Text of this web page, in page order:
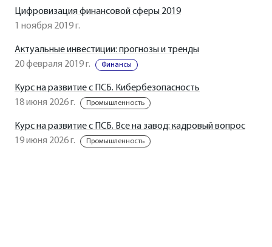
Цифровизация финансовой сферы 2019
1 ноября 2019 г.
Актуальные инвестиции: прогнозы и тренды
20 февраля 2019 г.
Финансы
Курс на развитие с ПСБ. Кибербезопасность
18 июня 2026 г.
Промышленность
Курс на развитие с ПСБ. Все на завод: кадровый вопрос
19 июня 2026 г.
Промышленность